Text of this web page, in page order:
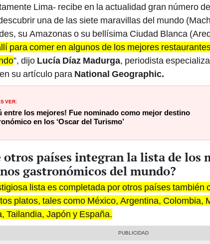
Lima- recibe en la actualidad gran número
una de las siete maravillas del mundo
su Amazonas o su bellísima Ciudad Blanca
para comer en algunos de los mejores
”, dijo Lucía Díaz Madurga, periodista
su artículo para National Geographic.
VER:
entre los mejores! Fue nominado como mejor destino
en los ‘Oscar del Turismo’
otros países integran la lista de los
gastronómicos del mundo?
lista es completada por otros países también
platos, tales como México, Argentina, Colombia,
Tailandia, Japón y España.